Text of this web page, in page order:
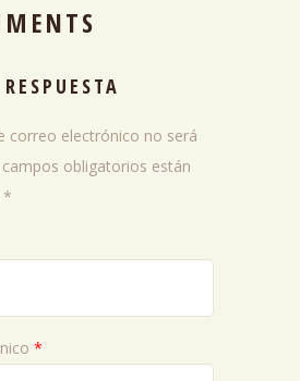
correo electrónico no será
campos obligatorios están
*
*